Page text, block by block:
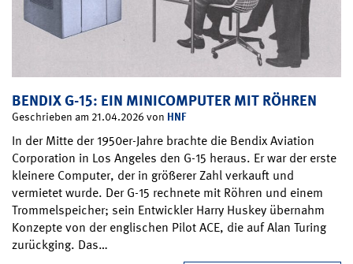
BENDIX G-15: EIN MINICOMPUTER MIT RÖHREN
Geschrieben am 21.04.2026 von HNF
In der Mitte der 1950er-Jahre brachte die Bendix Aviation
Corporation in Los Angeles den G-15 heraus. Er war der erste
kleinere Computer, der in größerer Zahl verkauft und
vermietet wurde. Der G-15 rechnete mit Röhren und einem
Trommelspeicher; sein Entwickler Harry Huskey übernahm
Konzepte von der englischen Pilot ACE, die auf Alan Turing
zurückging. Das…